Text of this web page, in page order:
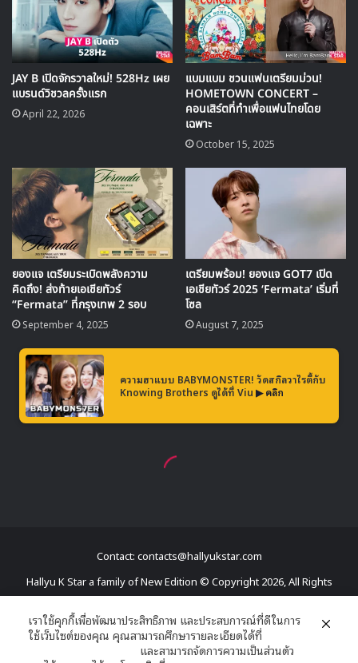
จอห์นนี่ “ชีจือนี่ ที่นี่ที่ไหนครับ ใช่ที่รักหรือเปล่า”
มาร์ค ”ชีจือนี่น่ารักเกินปุยมุ้ย”
จองอู ”ตอนแรกนึกว่าหัวใจอยู่ข้างซ้าย ที่ไหนได้อยู่ข้างเธอ”
แทยง “แทยงชอบตัวเองเวลาที่อยู่กับ…Baby”
ซึ่งเรียกรอยยิ้มและเสียงหัวเราะปนเอ็นดูให้แก่แฟนๆ กับการ
พยายามพูดภาษาไทยของหนุ่มๆ ได้เป็นอย่างดี
ทางด้านNCTzen เอง ก็สร้างความประทับใจให้กับหนุ่ม ๆ
จนหนุ่ม ๆ เอ่ยปากชม และได้ทำโปรเจกต์ความหมายดี ๆ ให้ทั้ง
Contact: contacts@hallyukstar.com
Hallyu K Star a family of New Edition © Copyright 2026, All Rights
Dailymotion
เราใช้คุกกี้เพื่อพัฒนาประสิทธิภาพ และประสบการณ์ที่ดีในการ
ใช้เว็บไซต์ของคุณ คุณสามารถศึกษารายละเอียดได้ที่
และสามารถจัดการความเป็นส่วนตัว